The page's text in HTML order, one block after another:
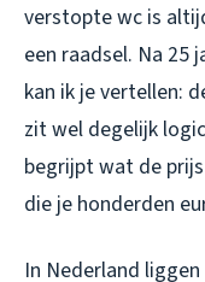
verstopte wc is
een raadsel. Na 25
kan ik je vertellen:
zit wel degelijk
begrijpt wat de
die je honderden
In Nederland